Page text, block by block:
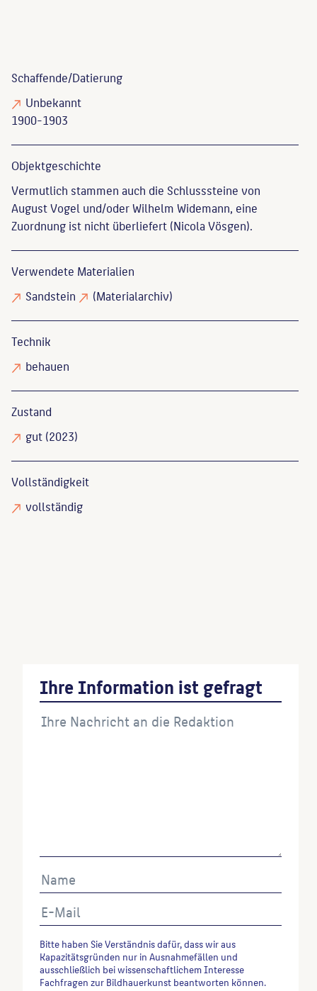
Schaffende/Datierung
Unbekannt
1900-1903
Objekt­geschichte
Vermutlich stammen auch die Schlusssteine von
August Vogel und/oder Wilhelm Widemann, eine
Zuordnung ist nicht überliefert (Nicola Vösgen).
Verwendete Materialien
Sandstein
(Materialarchiv)
Technik
behauen
Zustand
gut(2023)
Vollständigkeit
vollständig
verwenden möchten, zitieren Sie bitte wie folgt:
Autor*in des Beitrages, Werktitel, URL, Datum des
Ihre Information ist gefragt
Bitte haben Sie Verständnis dafür, dass wir aus
Kapazitätsgründen nur in Ausnahmefällen und
ausschließlich bei wissenschaftlichem Interesse
Fachfragen zur Bildhauerkunst beantworten können.